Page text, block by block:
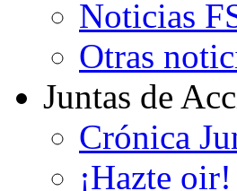
Noticias
Otras
Juntas de
Crónica
¡Hazte oir!